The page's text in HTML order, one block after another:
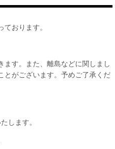
おります。
ます。また、離島などに関しまし
とがございます。予めご了承くだ
します。